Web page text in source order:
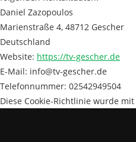
Daniel Zazopoulos
Marienstraße 4, 48712 Gescher
Deutschland
Website: https://tv-gescher.de
E-Mail: info@tv-gescher.de
Telefonnummer: 02542949504
Diese Cookie-Richtlinie wurde mit